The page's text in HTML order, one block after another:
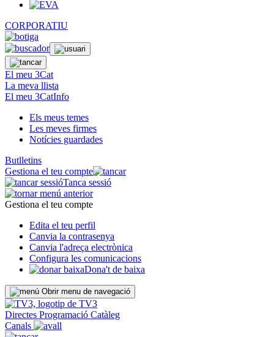
CORPORATIU
El meu 3Cat
La meva llista
El meu 3CatInfo
Els meus temes
Les meves firmes
Notícies guardades
Butlletins
Gestiona el teu compte
Tanca sessió
Gestiona el teu compte
Edita el teu perfil
Canvia la contrasenya
Canvia l'adreça electrònica
Configura les comunicacions
Dona't de baixa
Obrir menu de navegació
Directes Programació Catàleg
Canals